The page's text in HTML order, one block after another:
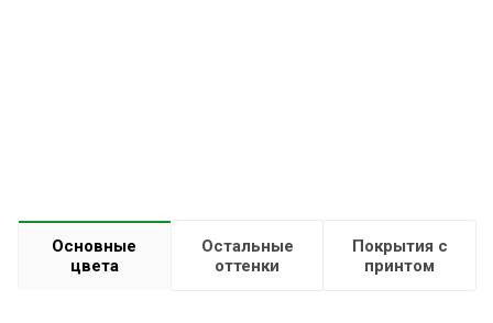
Основные
цвета
Остальные
оттенки
Покрытия с
принтом